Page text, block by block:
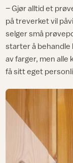
– Gjør alltid et
på treverket vil
selger små
starter å behandle
av farger, men alle
få sitt eget